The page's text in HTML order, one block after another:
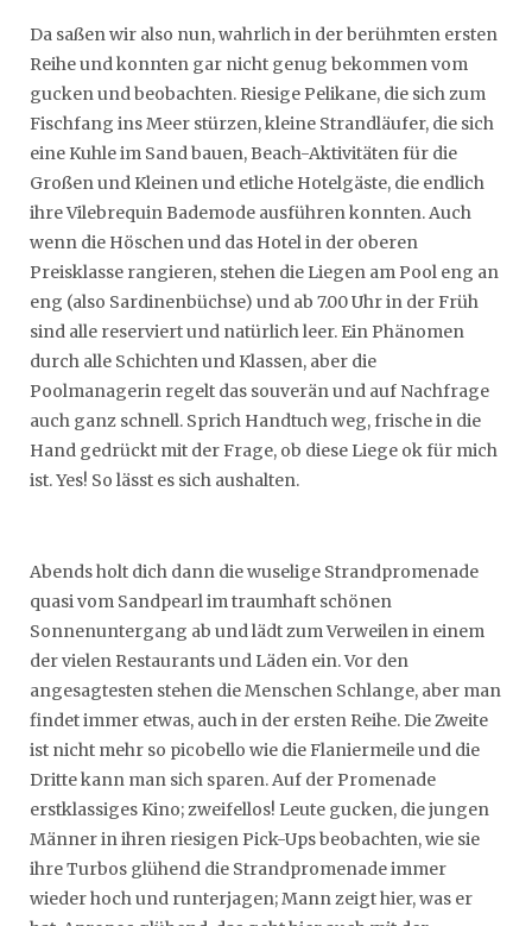
Da saßen wir also nun, wahrlich in der berühmten ersten
Reihe und konnten gar nicht genug bekommen vom
gucken und beobachten. Riesige Pelikane, die sich zum
Fischfang ins Meer stürzen, kleine Strandläufer, die sich
eine Kuhle im Sand bauen, Beach-Aktivitäten für die
Großen und Kleinen und etliche Hotelgäste, die endlich
ihre Vilebrequin Bademode ausführen konnten. Auch
wenn die Höschen und das Hotel in der oberen
Preisklasse rangieren, stehen die Liegen am Pool eng an
eng (also Sardinenbüchse) und ab 7.00 Uhr in der Früh
sind alle reserviert und natürlich leer. Ein Phänomen
durch alle Schichten und Klassen, aber die
Poolmanagerin regelt das souverän und auf Nachfrage
auch ganz schnell. Sprich Handtuch weg, frische in die
Hand gedrückt mit der Frage, ob diese Liege ok für mich
ist. Yes! So lässt es sich aushalten.
Abends holt dich dann die wuselige Strandpromenade
quasi vom Sandpearl im traumhaft schönen
Sonnenuntergang ab und lädt zum Verweilen in einem
der vielen Restaurants und Läden ein. Vor den
angesagtesten stehen die Menschen Schlange, aber man
findet immer etwas, auch in der ersten Reihe. Die Zweite
ist nicht mehr so picobello wie die Flaniermeile und die
Dritte kann man sich sparen. Auf der Promenade
erstklassiges Kino; zweifellos! Leute gucken, die jungen
Männer in ihren riesigen Pick-Ups beobachten, wie sie
ihre Turbos glühend die Strandpromenade immer
wieder hoch und runterjagen; Mann zeigt hier, was er